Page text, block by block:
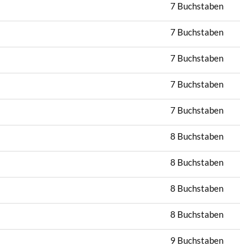
7 Buchstaben
7 Buchstaben
7 Buchstaben
7 Buchstaben
7 Buchstaben
8 Buchstaben
8 Buchstaben
8 Buchstaben
8 Buchstaben
9 Buchstaben